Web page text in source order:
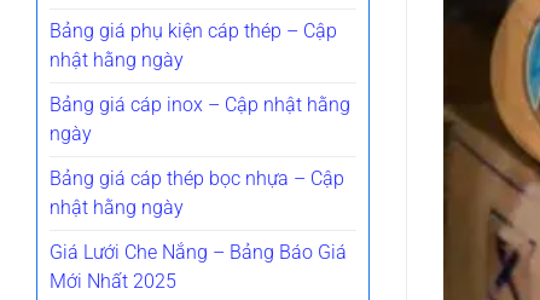
Bảng giá phụ kiện cáp thép – Cập
nhật hằng ngày
Bảng giá cáp inox – Cập nhật hằng
ngày
Bảng giá cáp thép bọc nhựa – Cập
nhật hằng ngày
Giá Lưới Che Nắng – Bảng Báo Giá
Mới Nhất 2025